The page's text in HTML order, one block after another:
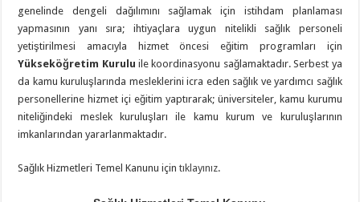
genelinde dengeli dağılımını sağlamak için istihdam planlaması
yapmasının yanı sıra; ihtiyaçlara uygun nitelikli sağlık personeli
yetiştirilmesi amacıyla hizmet öncesi eğitim programları için
Yükseköğretim Kurulu ile koordinasyonu sağlamaktadır. Serbest ya
da kamu kuruluşlarında mesleklerini icra eden sağlık ve yardımcı sağlık
personellerine hizmet içi eğitim yaptırarak; üniversiteler, kamu kurumu
niteliğindeki meslek kuruluşları ile kamu kurum ve kuruluşlarının
imkanlarından yararlanmaktadır.
Sağlık Hizmetleri Temel Kanunu içintıklayınız.